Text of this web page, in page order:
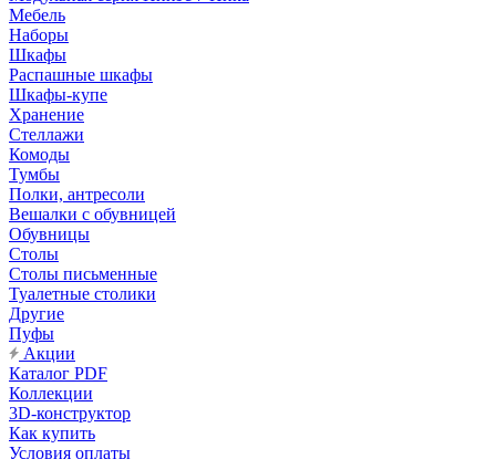
Мебель
Наборы
Шкафы
Распашные шкафы
Шкафы-купе
Хранение
Стеллажи
Комоды
Тумбы
Полки, антресоли
Вешалки с обувницей
Обувницы
Столы
Столы письменные
Туалетные столики
Другие
Пуфы
Акции
Каталог PDF
Коллекции
3D-конструктор
Как купить
Условия оплаты